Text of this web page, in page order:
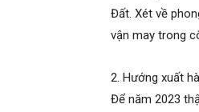
Đất. Xét về
vận may trong
2. Hướng xuất
Để năm 2023